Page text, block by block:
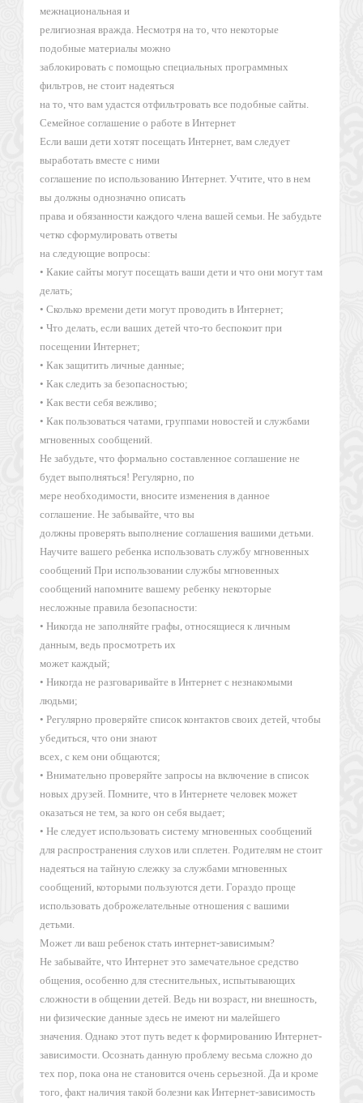
межнациональная и
религиозная вражда. Несмотря на то, что некоторые
подобные материалы можно
заблокировать с помощью специальных программных
фильтров, не стоит надеяться
на то, что вам удастся отфильтровать все подобные сайты.
Семейное соглашение о работе в Интернет
Если ваши дети хотят посещать Интернет, вам следует
выработать вместе с ними
соглашение по использованию Интернет. Учтите, что в нем
вы должны однозначно описать
права и обязанности каждого члена вашей семьи. Не забудьте
четко сформулировать ответы
на следующие вопросы:
• Какие сайты могут посещать ваши дети и что они могут там
делать;
• Сколько времени дети могут проводить в Интернет;
• Что делать, если ваших детей что-то беспокоит при
посещении Интернет;
• Как защитить личные данные;
• Как следить за безопасностью;
• Как вести себя вежливо;
• Как пользоваться чатами, группами новостей и службами
мгновенных сообщений.
Не забудьте, что формально составленное соглашение не
будет выполняться! Регулярно, по
мере необходимости, вносите изменения в данное
соглашение. Не забывайте, что вы
должны проверять выполнение соглашения вашими детьми.
Научите вашего ребенка использовать службу мгновенных
сообщений При использовании службы мгновенных
сообщений напомните вашему ребенку некоторые
несложные правила безопасности:
• Никогда не заполняйте графы, относящиеся к личным
данным, ведь просмотреть их
может каждый;
• Никогда не разговаривайте в Интернет с незнакомыми
людьми;
• Регулярно проверяйте список контактов своих детей, чтобы
убедиться, что они знают
всех, с кем они общаются;
• Внимательно проверяйте запросы на включение в список
новых друзей. Помните, что в Интернете человек может
оказаться не тем, за кого он себя выдает;
• Не следует использовать систему мгновенных сообщений
для распространения слухов или сплетен. Родителям не стоит
надеяться на тайную слежку за службами мгновенных
сообщений, которыми пользуются дети. Гораздо проще
использовать доброжелательные отношения с вашими
детьми.
Может ли ваш ребенок стать интернет-зависимым?
Не забывайте, что Интернет это замечательное средство
общения, особенно для стеснительных, испытывающих
сложности в общении детей. Ведь ни возраст, ни внешность,
ни физические данные здесь не имеют ни малейшего
значения. Однако этот путь ведет к формированию Интернет-
зависимости. Осознать данную проблему весьма сложно до
тех пор, пока она не становится очень серьезной. Да и кроме
того, факт наличия такой болезни как Интернет-зависимость